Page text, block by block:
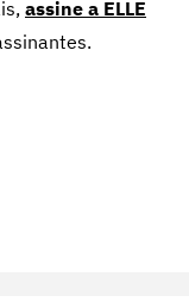
assine a ELLE